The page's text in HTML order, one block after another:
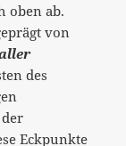
oben ab.
von
des
Eckpunkte